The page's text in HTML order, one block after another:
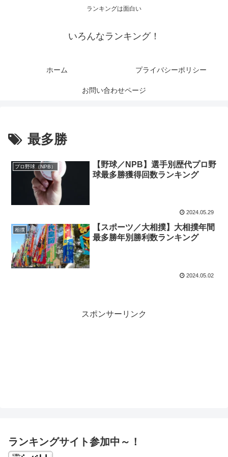
ランキングは面白い
いろんなランキング！
ホーム プライバシーポリシー
お問い合わせページ
最多勝
プロ野球（NPB）
【野球／NPB】選手別歴代プロ野
球最多勝獲得回数ランキング
2024.05.29
相撲
【スポーツ／大相撲】大相撲年間
最多勝年別勝利数ランキング
2024.05.02
スポンサーリンク
ランキングサイト参加中～！